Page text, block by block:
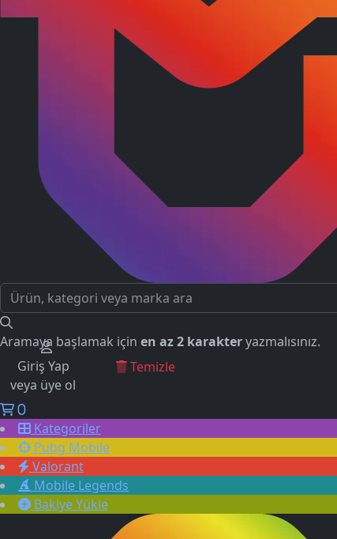
Aramaya başlamak için en az 2 karakteryazmalısınız.
GEÇMİŞ ARAMALAR
Temizle
Giriş Yap
veya üye ol
0
Kategoriler
Pubg Mobile
Valorant
Mobile Legends
Bakiye Yükle